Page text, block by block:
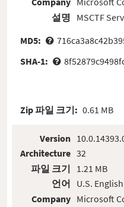
설명 MSCTF
MD5:
SHA-1:
Zip 파일 크기: 0.61 MB
Version
Architecture
파일 크기
언어
Company
32
1.21 MB
U.S. English
Microsoft